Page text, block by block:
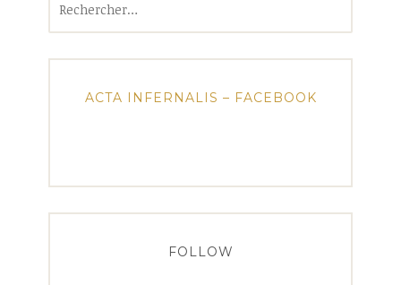
ACTA INFERNALIS – FACEBOOK
FOLLOW